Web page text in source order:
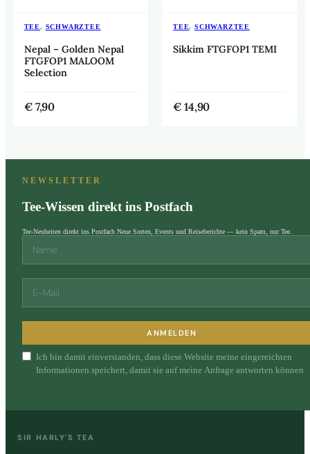
TEE, SCHWARZTEE
Nepal – Golden Nepal
FTGFOP1 MALOOM
Selection
€ 7,90
TEE,SCHWARZTEE
Sikkim FTGFOP1 TEMI
€ 14,90
NEWSLETTER
Tee-Wissen direkt ins Postfach
Tee-Neuheiten direkt ins Postfach Neue Sorten, Events und Reiseberichte — kein Spam, nur Tee.
ANMELDEN
Ich bin damit einverstanden, dass diese Website meine eingereichten
Informationen speichert, damit sie auf meine Anfrage antworten können
SIR HARLY'S TEA